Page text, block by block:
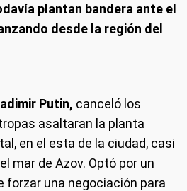
plantan bandera ante el
desde la región del
Putin, canceló los
asaltaran la planta
en el esta de la ciudad, casi
mar de Azov. Optó por un
forzar una negociación para